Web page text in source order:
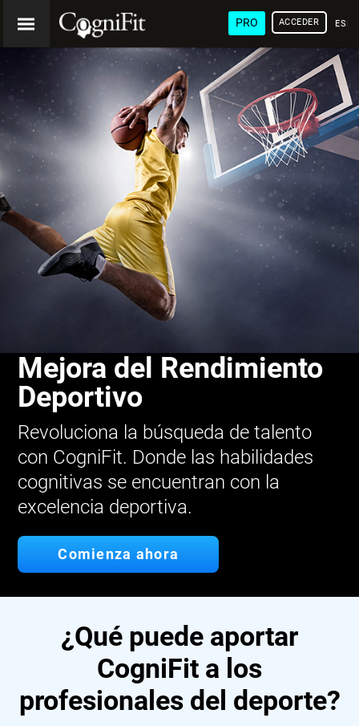
PRO ACCEDER
Mejora del Rendimiento
Deportivo
Revoluciona la búsqueda de talento
con CogniFit. Donde las habilidades
cognitivas se encuentran con la
excelencia deportiva.
Comienza ahora
¿Qué puede aportar
CogniFit a los
profesionales del deporte?